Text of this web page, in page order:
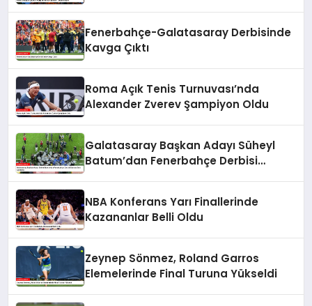
Fenerbahçe-Galatasaray Derbisinde
Kavga Çıktı
Roma Açık Tenis Turnuvası’nda
Alexander Zverev Şampiyon Oldu
Galatasaray Başkan Adayı Süheyl
Batum’dan Fenerbahçe Derbisi
NBA Konferans Yarı Finallerinde
Kazananlar Belli Oldu
Zeynep Sönmez, Roland Garros
Elemelerinde Final Turuna Yükseldi